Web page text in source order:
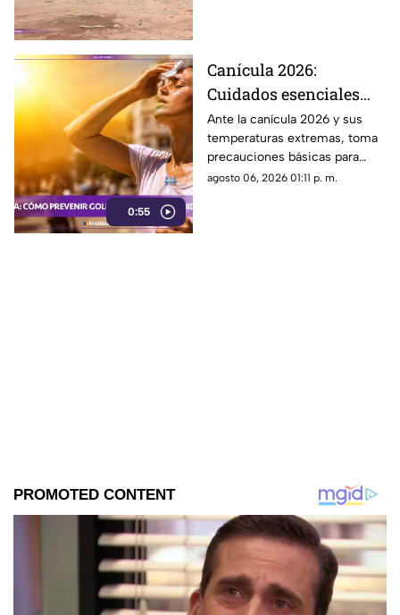
0:55
Canícula 2026:
Cuidados esenciales
para proteger tu salud
del intenso calor
Ante la canícula 2026 y sus
temperaturas extremas, toma
precauciones básicas para
evitar deshidratación, golpes
agosto 06, 2026 01:11 p. m.